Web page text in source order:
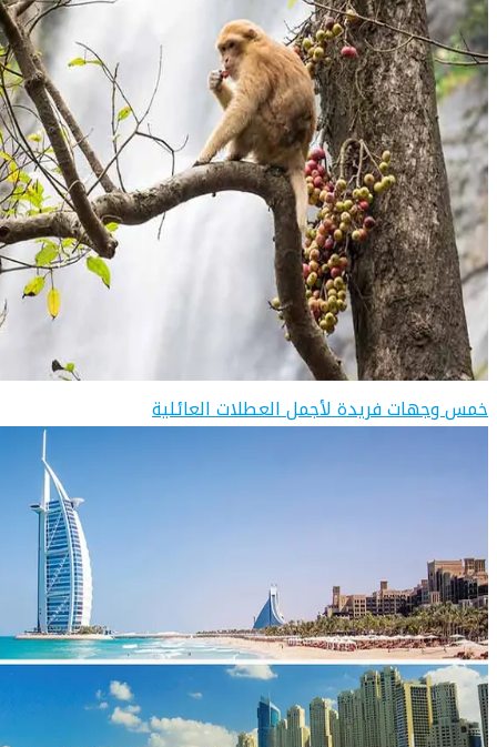
خمس وجهات فريدة لأجمل العطلات العائلية